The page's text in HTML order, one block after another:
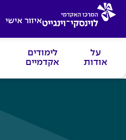
איזור אישי
על
אודות
לימודים
אקדמיים